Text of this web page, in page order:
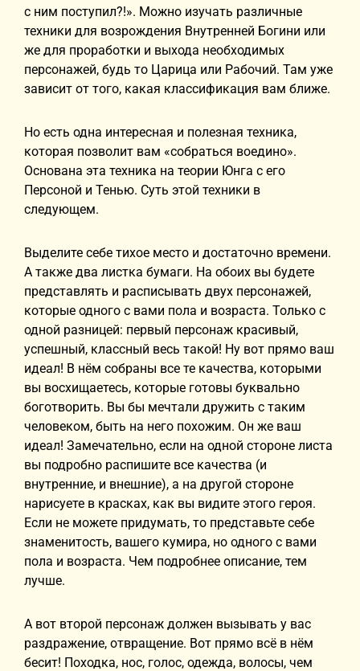
с ним поступил?!». Можно изучать различные
техники для возрождения Внутренней Богини или
же для проработки и выхода необходимых
персонажей, будь то Царица или Рабочий. Там уже
зависит от того, какая классификация вам ближе.
Но есть одна интересная и полезная техника,
которая позволит вам «собраться воедино».
Основана эта техника на теории Юнга с его
Персоной и Тенью. Суть этой техники в
следующем.
Выделите себе тихое место и достаточно времени.
А также два листка бумаги. На обоих вы будете
представлять и расписывать двух персонажей,
которые одного с вами пола и возраста. Только с
одной разницей: первый персонаж красивый,
успешный, классный весь такой! Ну вот прямо ваш
идеал! В нём собраны все те качества, которыми
вы восхищаетесь, которые готовы буквально
боготворить. Вы бы мечтали дружить с таким
человеком, быть на него похожим. Он же ваш
идеал! Замечательно, если на одной стороне листа
вы подробно распишите все качества (и
внутренние, и внешние), а на другой стороне
нарисуете в красках, как вы видите этого героя.
Если не можете придумать, то представьте себе
знаменитость, вашего кумира, но одного с вами
пола и возраста. Чем подробнее описание, тем
лучше.
А вот второй персонаж должен вызывать у вас
раздражение, отвращение. Вот прямо всё в нём
бесит! Походка, нос, голос, одежда, волосы, чем